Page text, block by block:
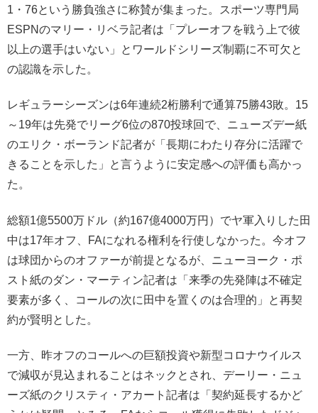
1・76という勝負強さに称賛が集まった。スポーツ専門局
ESPNのマリー・リベラ記者は「プレーオフを戦う上で彼
以上の選手はいない」とワールドシリーズ制覇に不可欠と
の認識を示した。
レギュラーシーズンは6年連続2桁勝利で通算75勝43敗。15
～19年は先発でリーグ6位の870投球回で、ニューズデー紙
のエリク・ボーランド記者が「長期にわたり存分に活躍で
きることを示した」と言うように安定感への評価も高かっ
た。
総額1億5500万ドル（約167億4000万円）でヤ軍入りした田
中は17年オフ、FAになれる権利を行使しなかった。今オフ
は球団からのオファーが前提となるが、ニューヨーク・ポ
スト紙のダン・マーティン記者は「来季の先発陣は不確定
要素が多く、コールの次に田中を置くのは合理的」と再契
約が賢明とした。
一方、昨オフのコールへの巨額投資や新型コロナウイルス
で減収が見込まれることはネックとされ、デーリー・ニュ
ーズ紙のクリスティ・アカート記者は「契約延長するかど